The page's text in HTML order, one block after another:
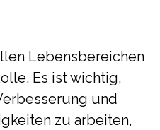
Lebensbereichen
Es ist wichtig,
und
zu arbeiten,